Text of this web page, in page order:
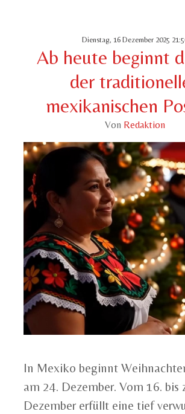
Dienstag, 16 Dezember 2025
Ab heute beginnt
der
mexikanischen
Von Redaktion
In Mexiko beginnt
am 24. Dezember. Vom 16. bis
Dezember erfüllt eine tief